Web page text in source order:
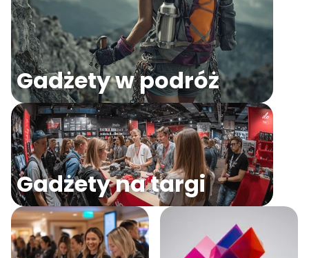
Gadżety w podróż
Gadżety na targi